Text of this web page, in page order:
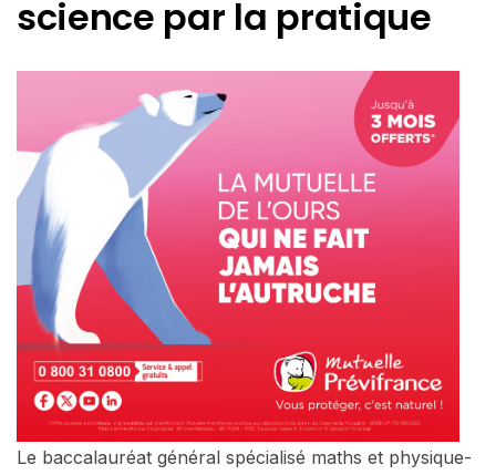
science par la pratique
Le baccalauréat général spécialisé maths et physique-